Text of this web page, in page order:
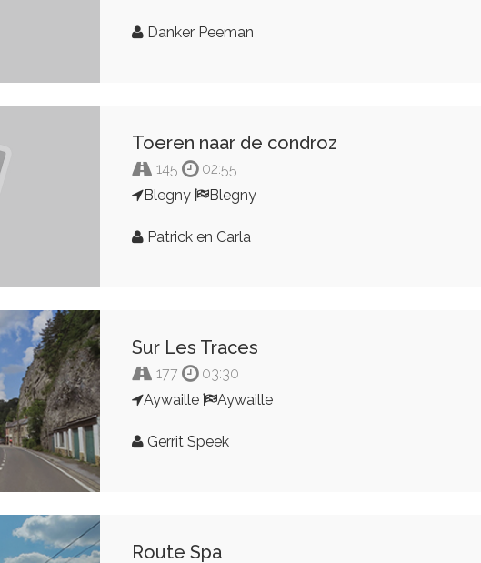
Danker Peeman
Toeren naar de condroz
145
02:55
Blegny
Blegny
Patrick en Carla
Sur Les Traces
177
03:30
Aywaille
Aywaille
Gerrit Speek
Route Spa